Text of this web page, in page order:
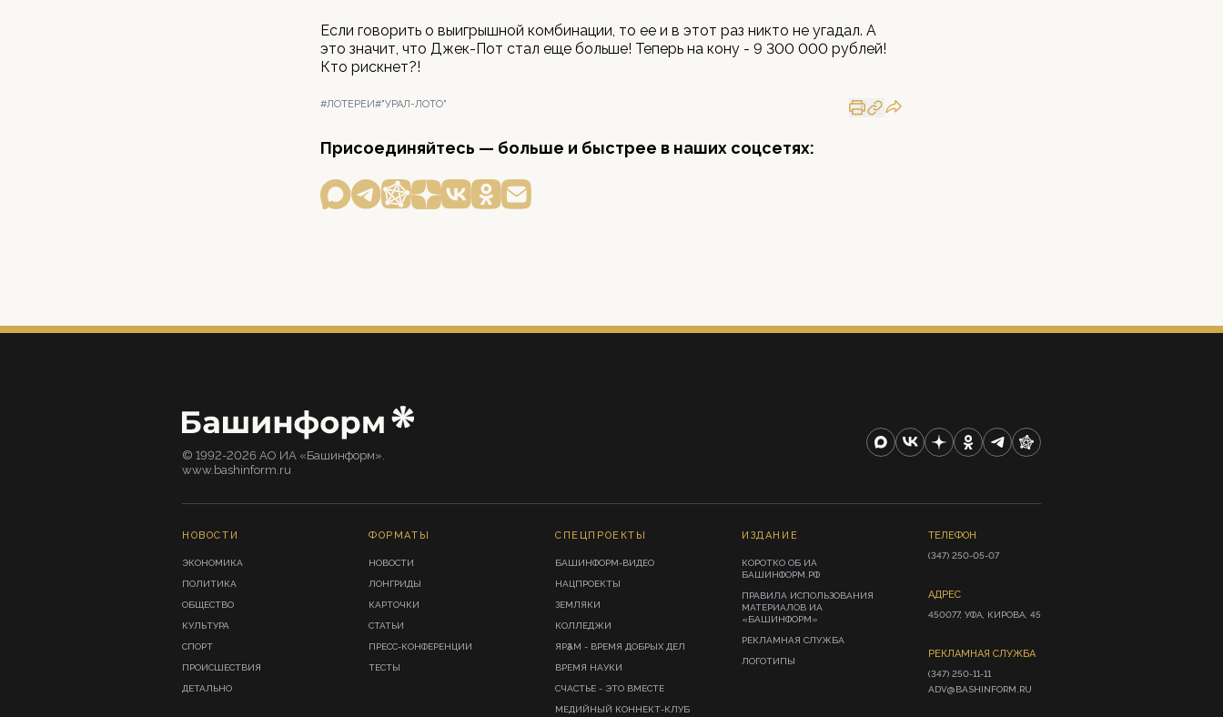
Если говорить о выигрышной комбинации, то ее и в этот раз никто не угадал. А
это значит, что Джек-Пот стал еще больше! Теперь на кону - 9 300 000 рублей!
Кто рискнет?!
#ЛОТЕРЕИ#"УРАЛ-ЛОТО"
Присоединяйтесь — больше и быстрее в наших соцсетях:
© 1992-2026 АО ИА «Башинформ».
www.bashinform.ru
НОВОСТИ
ЭКОНОМИКА
ПОЛИТИКА
ОБЩЕСТВО
КУЛЬТУРА
СПОРТ
ПРОИСШЕСТВИЯ
ДЕТАЛЬНО
ФОРМАТЫ
НОВОСТИ
ЛОНГРИДЫ
КАРТОЧКИ
СТАТЬИ
ПРЕСС-КОНФЕРЕНЦИИ
ТЕСТЫ
СПЕЦПРОЕКТЫ
БАШИНФОРМ-ВИДЕО
НАЦПРОЕКТЫ
ЗЕМЛЯКИ
КОЛЛЕДЖИ
ЯРҘАМ - ВРЕМЯ ДОБРЫХ ДЕЛ
ВРЕМЯ НАУКИ
СЧАСТЬЕ - ЭТО ВМЕСТЕ
МЕДИЙНЫЙ КОННЕКТ-КЛУБ
ИЗДАНИЕ
КОРОТКО ОБ ИА
БАШИНФОРМ.РФ
ПРАВИЛА ИСПОЛЬЗОВАНИЯ
МАТЕРИАЛОВ ИА
«БАШИНФОРМ»
РЕКЛАМНАЯ СЛУЖБА
ЛОГОТИПЫ
ТЕЛЕФОН
(347) 250-05-07
АДРЕС
450077, УФА, КИРОВА, 45
РЕКЛАМНАЯ СЛУЖБА
(347) 250-11-11
ADV@BASHINFORM.RU